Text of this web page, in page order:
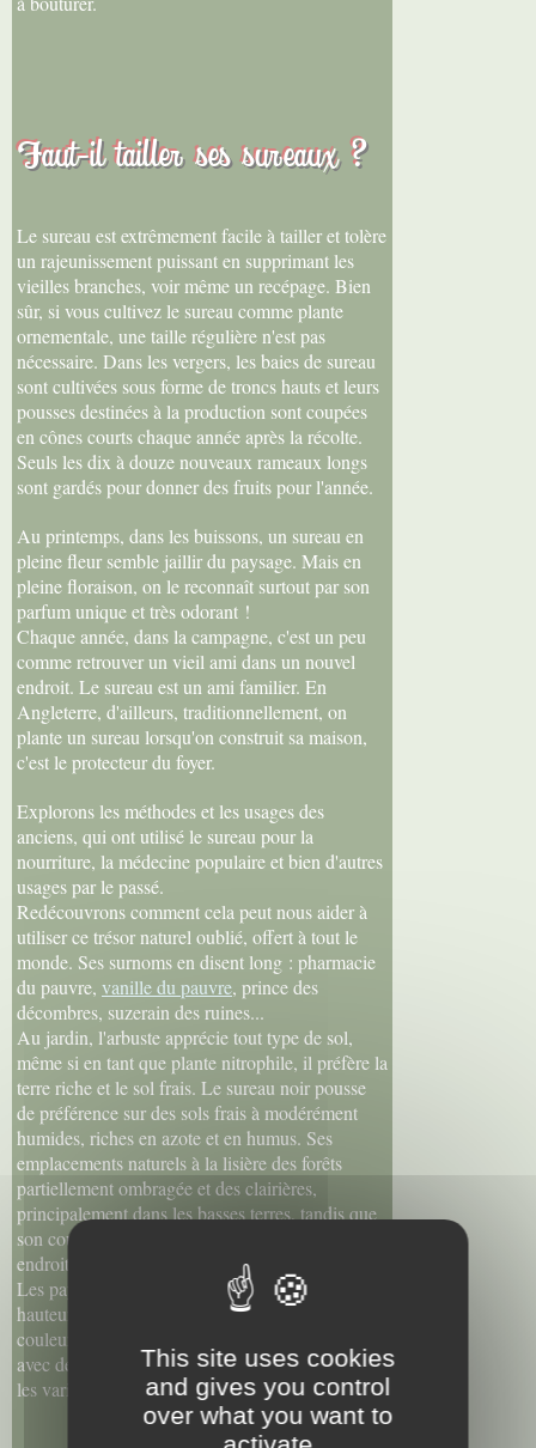
Faut-il tailler ses sureaux ?
Le sureau est extrêmement facile à tailler et tolère
un rajeunissement puissant en supprimant les
vieilles branches, voir même un recépage. Bien
sûr, si vous cultivez le sureau comme plante
ornementale, une taille régulière n'est pas
nécessaire. Dans les vergers, les baies de sureau
sont cultivées sous forme de troncs hauts et leurs
pousses destinées à la production sont coupées
en cônes courts chaque année après la récolte.
Seuls les dix à douze nouveaux rameaux longs
sont gardés pour donner des fruits pour l'année.
Au printemps, dans les buissons, un sureau en
pleine fleur semble jaillir du paysage. Mais en
pleine floraison, on le reconnaît surtout par son
parfum unique et très odorant !
Chaque année, dans la campagne, c'est un peu
comme retrouver un vieil ami dans un nouvel
endroit. Le sureau est un ami familier. En
Angleterre, d'ailleurs, traditionnellement, on
plante un sureau lorsqu'on construit sa maison,
c'est le protecteur du foyer.
Explorons les méthodes et les usages des
anciens, qui ont utilisé le sureau pour la
nourriture, la médecine populaire et bien d'autres
usages par le passé.
Redécouvrons comment cela peut nous aider à
utiliser ce trésor naturel oublié, offert à tout le
monde. Ses surnoms en disent long : pharmacie
du pauvre, vanille du pauvre, prince des
décombres, suzerain des ruines...
Au jardin, l'arbuste apprécie tout type de sol,
même si en tant que plante nitrophile, il préfère la
terre riche et le sol frais. Le sureau noir pousse
de préférence sur des sols frais à modérément
humides, riches en azote et en humus. Ses
emplacements naturels à la lisière des forêts
partiellement ombragée et des clairières,
principalement dans les basses terres, tandis que
son cousin le sureau rouge domine dans des
endroits similaires à des altitudes plus élevées.
Les paysagistes l'apprécieront pour sa présence à
hauteur variable, sa magnifique floraison et la
couleur de son feuillage, qui peut être panaché,
avec des feuilles à la fois vertes et jaunes, selon
les variétés de cultivars très ornementales.
This site uses cookies
and gives you control
over what you want to